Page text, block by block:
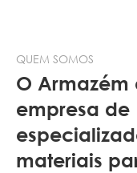
QUEM SOMOS
O
empresa de
materiais